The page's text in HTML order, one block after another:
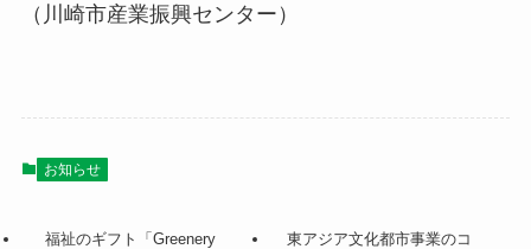
（川崎市産業振興センター）
お知らせ
福祉のギフト「Greenery
東アジア文化都市事業のコ